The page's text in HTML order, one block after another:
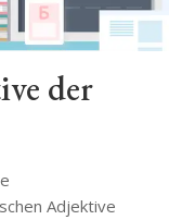
der
Adjektive